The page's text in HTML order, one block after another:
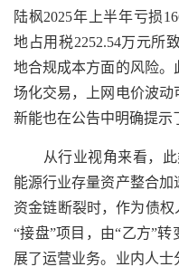
陆枫2025年上半年亏损
地占用税2252.54万元所
地合规成本方面的风险
场化交易，上网电价波
新能也在公告中明确提示
从行业视角来看，此
能源行业存量资产整合
资金链断裂时，作为债
“接盘”项目，由“乙方”
展了运营业务。业内人